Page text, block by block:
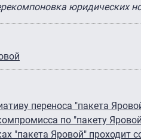
юридических
переноса "пакета
по "пакету
"пакета Яровой" проходит